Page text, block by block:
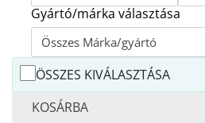
Gyártó/márka választása
Összes Márka/gyártó
ÖSSZES KIVÁLASZTÁSA
KOSÁRBA